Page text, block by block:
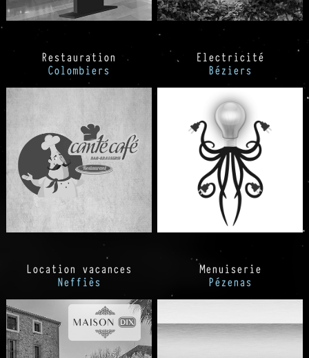
Restauration
Colombiers
Electricité
Béziers
Location vacances
Neffiès
Menuiserie
Pézenas